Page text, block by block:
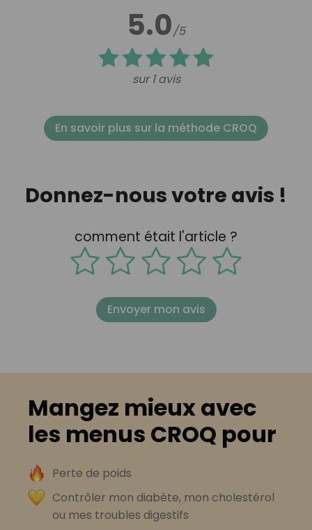
5.0/5
sur 1 avis
En savoir plus sur la méthode CROQ
Donnez-nous votre avis !
comment était l'article ?
Envoyer mon avis
Mangez mieux avec
les menus CROQ pour
Perte de poids
Contrôler mon diabète, mon cholestérol
ou mes troubles digestifs